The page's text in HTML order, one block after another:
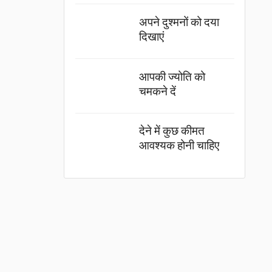
अपने दुश्मनों को दया
दिखाएं
आपकी ज्योति को
चमकने दें
देने में कुछ कीमत
आवश्यक होनी चाहिए